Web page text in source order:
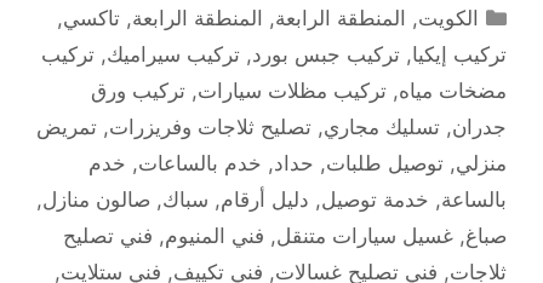
التصنيفات
الكويت, المنطقة الرابعة, المنطقة الرابعة,تاكسي,
تركيب إيكيا, تركيب جبس بورد, تركيب سيراميك, تركيب
مضخات مياه, تركيب مظلات سيارات, تركيب ورق
جدران, تسليك مجاري, تصليح ثلاجات وفريزرات, تمريض
منزلي, توصيل طلبات, حداد, خدم بالساعات, خدم
بالساعة, خدمة توصيل, دليل أرقام, سباك, صالون منازل,
صباغ, غسيل سيارات متنقل, فني المنيوم, فني تصليح
ثلاجات, فني تصليح غسالات, فني تكييف, فني ستلايت,